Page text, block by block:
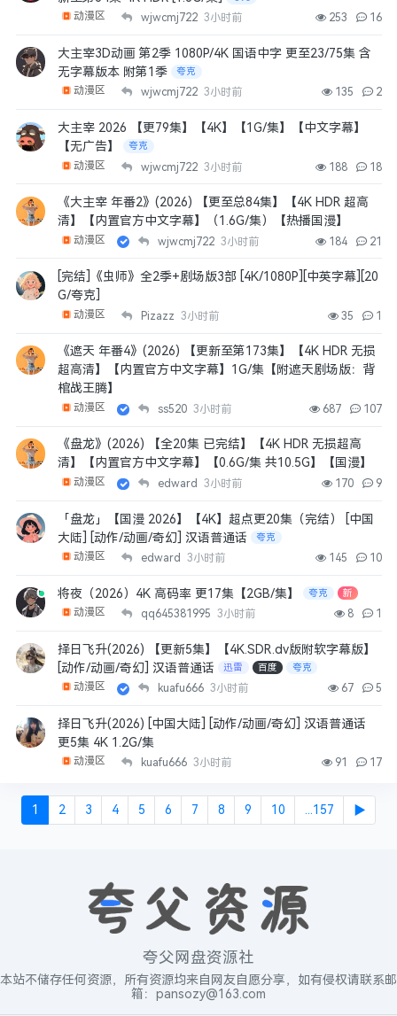
动漫区 wjwcmj722 3小时前 253 16
大主宰3D动画 第2季 1080P/4K 国语中字 更至23/75集 含
无字幕版本 附第1季
夸克
动漫区 wjwcmj722 3小时前 135 2
大主宰 2026 【更79集】【4K】【1G/集】【中文字幕】
【无广告】
夸克
动漫区 wjwcmj722 3小时前 188 18
《大主宰 年番2》(2026) 【更至总84集】【4K HDR 超高
清】【内置官方中文字幕】（1.6G/集）【热播国漫】
动漫区 wjwcmj722 3小时前 184 21
[完结]《虫师》全2季+剧场版3部 [4K/1080P][中英字幕][20
G/夸克]
动漫区 Pizazz 3小时前 35 1
《遮天 年番4》(2026) 【更新至第173集】【4K HDR 无损
超高清】【内置官方中文字幕】1G/集【附遮天剧场版：背
棺战王腾】
动漫区 ss520 3小时前 687 107
《盘龙》(2026) 【全20集 已完结】【4K HDR 无损超高
清】【内置官方中文字幕】【0.6G/集 共10.5G】【国漫】
动漫区 edward 3小时前 170 9
「盘龙」【国漫 2026】【4K】超点更20集（完结） [中国
大陆] [动作/动画/奇幻] 汉语普通话
夸克
动漫区 edward 3小时前 145 10
将夜（2026）4K 高码率 更17集【2GB/集】 夸克 新
动漫区 qq645381995 3小时前 8 1
择日飞升(2026) 【更新5集】【4K.SDR.dv版附软字幕版】
[动作/动画/奇幻] 汉语普通话
迅雷 百度 夸克
动漫区 kuafu666 3小时前 67 5
择日飞升(2026) [中国大陆] [动作/动画/奇幻] 汉语普通话
更5集 4K 1.2G/集
动漫区 kuafu666 3小时前 91 17
1 2 3 4 5 6 7 8 9 10 ...157 ▶
夸父网盘资源社
本站不储存任何资源，所有资源均来自网友自愿分享，如有侵权请联系邮
箱：pansozy@163.com